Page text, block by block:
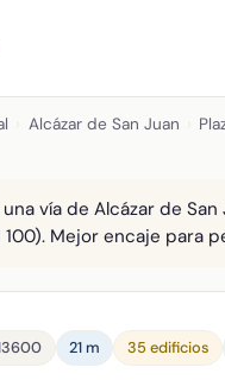
Alcázar de San Juan
una vía de Alcázar de
Mejor encaje para
21 m 35 edificios